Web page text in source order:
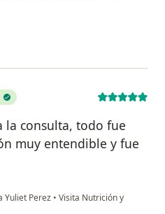
la consulta, todo fue
muy entendible y fue
Yuliet Perez • Visita Nutrición y